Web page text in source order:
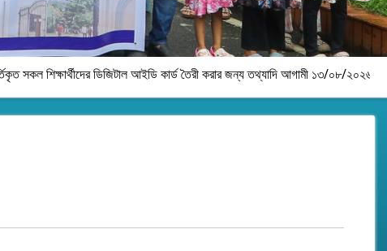
আইডি কার্ড তৈরী করার জন্য তথ্যাদি আগামী ১৩/০৮/২০২৬ ইং তারিখের মধ্যে নিজ